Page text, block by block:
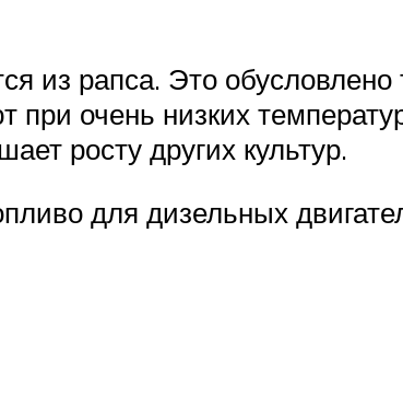
из рапса. Это обусловлено
очень низких
росту других культур.
для дизельных